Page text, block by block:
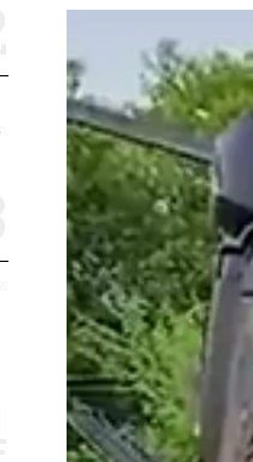
हुई मौत, एक गंभीर रूप से
जीटी रोड
औरंगाबाद
In